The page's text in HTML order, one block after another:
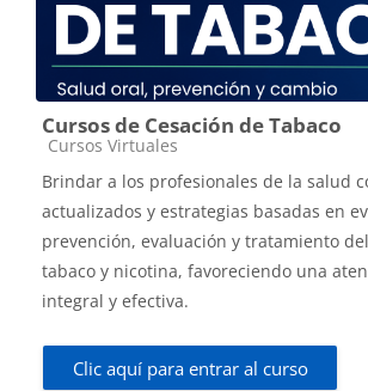
Cursos de Cesación de Tabaco
Categoría de cursos
Cursos Virtuales
Brindar a los profesionales de la salud
actualizados y estrategias basadas en
prevención, evaluación y tratamiento
tabaco y nicotina, favoreciendo una
integral y efectiva.
Clic aquí para entrar al curso